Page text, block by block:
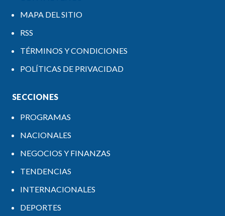
MAPA DEL SITIO
RSS
TÉRMINOS Y CONDICIONES
POLÍTICAS DE PRIVACIDAD
SECCIONES
PROGRAMAS
NACIONALES
NEGOCIOS Y FINANZAS
TENDENCIAS
INTERNACIONALES
DEPORTES